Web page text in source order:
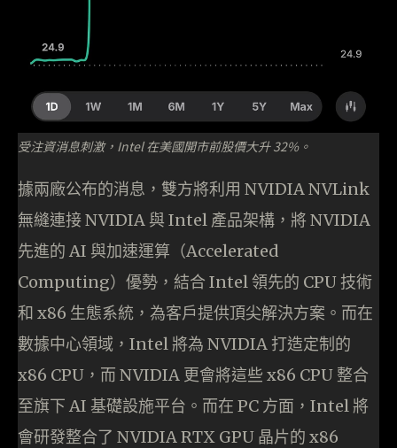
受注資消息刺激，Intel 在美國開市前股價大升 32%。
據兩廠公布的消息，雙方將利用 NVIDIA NVLink
無縫連接 NVIDIA 與 Intel 產品架構，將 NVIDIA
先進的 AI 與加速運算（Accelerated
Computing）優勢，結合 Intel 領先的 CPU 技術
和 x86 生態系統，為客戶提供頂尖解決方案。而在
數據中心領域，Intel 將為 NVIDIA 打造定制的
x86 CPU，而 NVIDIA 更會將這些 x86 CPU 整合
至旗下 AI 基礎設施平台。而在 PC 方面，Intel 將
會研發整合了 NVIDIA RTX GPU 晶片的 x86